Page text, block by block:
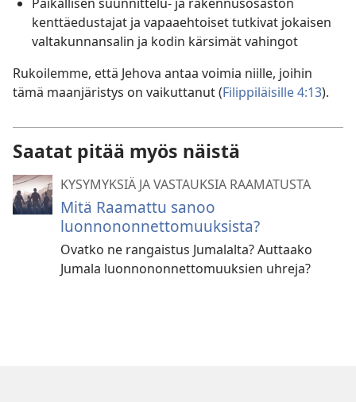
kenttäedustajat ja vapaaehtoiset tutkivat jokaisen
valtakunnansalin ja kodin kärsimät vahingot
Rukoilemme, että Jehova antaa voimia niille, joihin
tämä maanjäristys on vaikuttanut (Filippiläisille 4:13).
Saatat pitää myös näistä
KYSYMYKSIÄ JA VASTAUKSIA RAAMATUSTA
Mitä Raamattu sanoo
luonnononnettomuuksista?
Ovatko ne rangaistus Jumalalta? Auttaako
Jumala luonnononnettomuuksien uhreja?